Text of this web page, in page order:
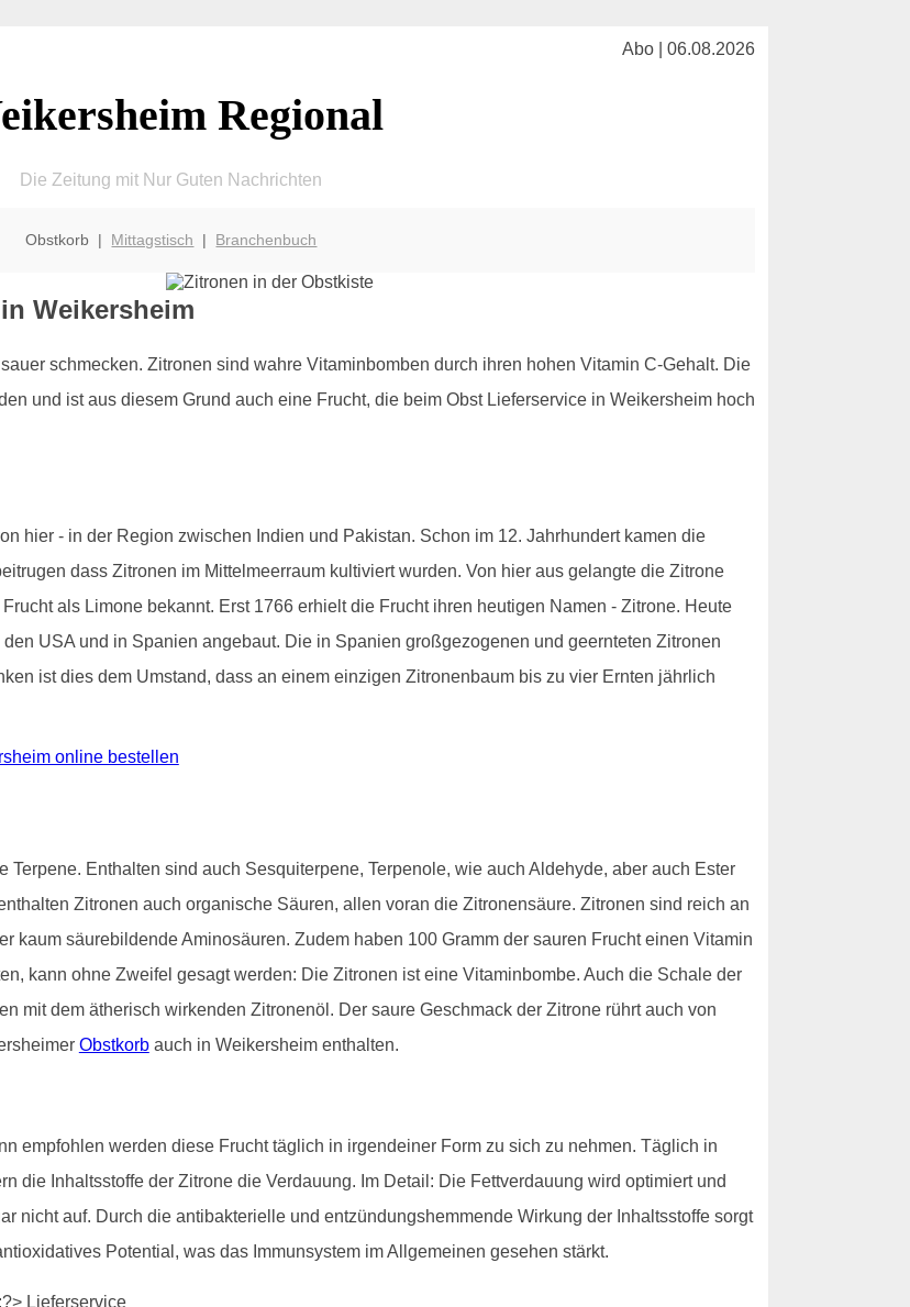
Abo | 06.08.2026
Regional
Die Zeitung mit Nur Guten Nachrichten
Obstkorb | Mittagstisch | Branchenbuch
Weikersheim
schmecken. Zitronen sind wahre Vitaminbomben durch ihren hohen Vitamin C-Gehalt. Die
und ist aus diesem Grund auch eine Frucht, die beim Obst Lieferservice in Weikersheim hoch
hier - in der Region zwischen Indien und Pakistan. Schon im 12. Jahrhundert kamen die
dass Zitronen im Mittelmeerraum kultiviert wurden. Von hier aus gelangte die Zitrone
als Limone bekannt. Erst 1766 erhielt die Frucht ihren heutigen Namen - Zitrone. Heute
USA und in Spanien angebaut. Die in Spanien großgezogenen und geernteten Zitronen
ist dies dem Umstand, dass an einem einzigen Zitronenbaum bis zu vier Ernten jährlich
online bestellen
Enthalten sind auch Sesquiterpene, Terpenole, wie auch Aldehyde, aber auch Ester
Zitronen auch organische Säuren, allen voran die Zitronensäure. Zitronen sind reich an
kaum säurebildende Aminosäuren. Zudem haben 100 Gramm der sauren Frucht einen Vitamin
kann ohne Zweifel gesagt werden: Die Zitronen ist eine Vitaminbombe. Auch die Schale der
mit dem ätherisch wirkenden Zitronenöl. Der saure Geschmack der Zitrone rührt auch von
Obstkorbauch in Weikersheim enthalten.
empfohlen werden diese Frucht täglich in irgendeiner Form zu sich zu nehmen. Täglich in
die Inhaltsstoffe der Zitrone die Verdauung. Im Detail: Die Fettverdauung wird optimiert und
nicht auf. Durch die antibakterielle und entzündungshemmende Wirkung der Inhaltsstoffe sorgt
Potential, was das Immunsystem im Allgemeinen gesehen stärkt.